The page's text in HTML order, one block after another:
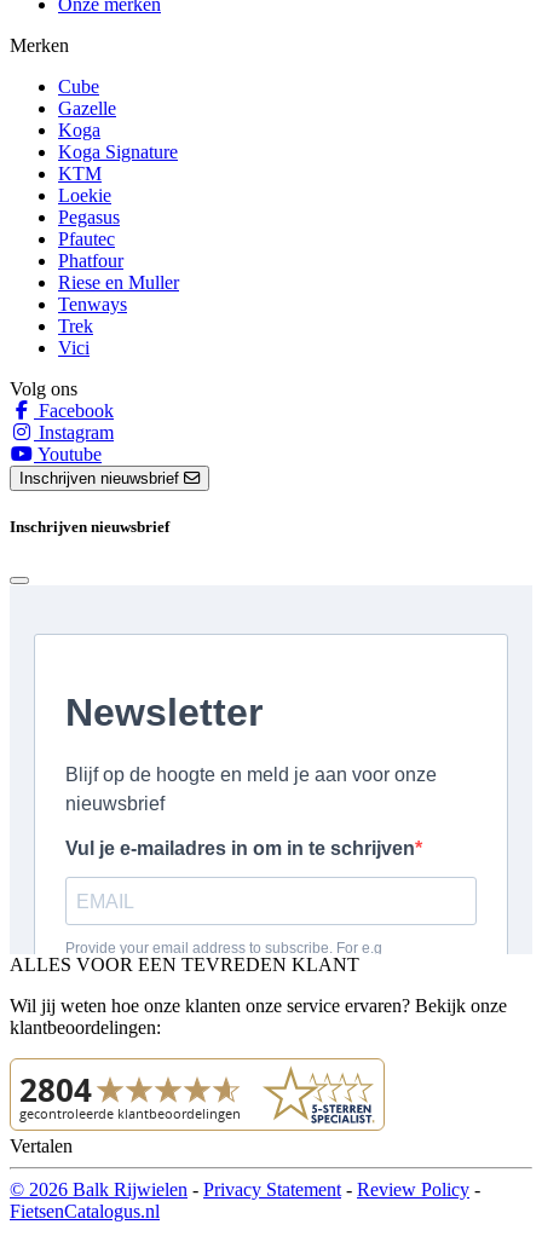
Merken
Cube
Gazelle
Koga
Koga Signature
KTM
Loekie
Pegasus
Pfautec
Phatfour
Riese en Muller
Tenways
Trek
Vici
Volg ons
Facebook
Instagram
Youtube
Inschrijven nieuwsbrief
Inschrijven nieuwsbrief
ALLES VOOR EEN TEVREDEN KLANT
Wil jij weten hoe onze klanten onze service ervaren? Bekijk onze
klantbeoordelingen:
Vertalen
© 2026 Balk Rijwielen - Privacy Statement - Review Policy -
FietsenCatalogus.nl